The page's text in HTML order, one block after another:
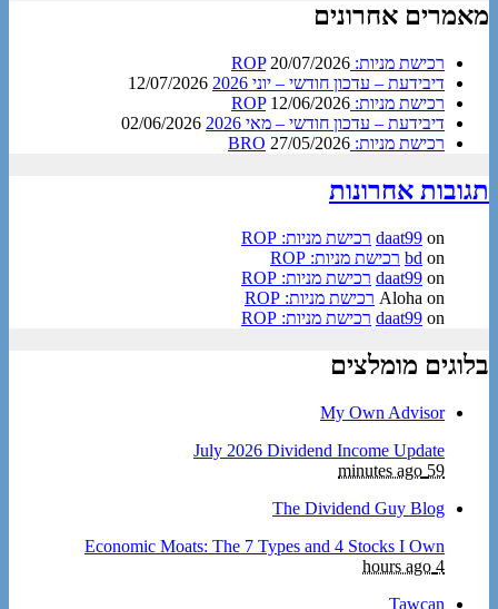
מאמרים אחרונים
רכישת מניות: ROP 20/07/2026
דיבידעת – עדכון חודשי – יוני 2026
12/07/2026
רכישת מניות: ROP 12/06/2026
דיבידעת – עדכון חודשי – מאי 2026
02/06/2026
רכישת מניות: BRO 27/05/2026
תגובות אחרונות
daat99 on
רכישת מניות: ROP
bd on
רכישת מניות: ROP
daat99 on
רכישת מניות: ROP
Aloha on
רכישת מניות: ROP
daat99 on רכישת מניות: ROP
בלוגים מומלצים
My Own Advisor
July 2026 Dividend Income Update
59 minutes ago
The Dividend Guy Blog
Economic Moats: The 7 Types and 4 Stocks I Own
4 hours ago
Tawcan